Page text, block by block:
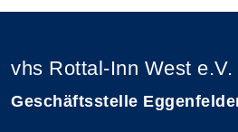
vhs Rottal-Inn West e.V.
Geschäftsstelle